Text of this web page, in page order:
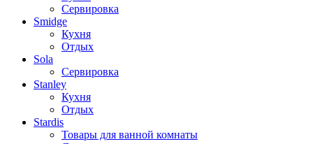
Сервировка
Smidge
Кухня
Отдых
Sola
Сервировка
Stanley
Кухня
Отдых
Stardis
Товары для ванной комнаты